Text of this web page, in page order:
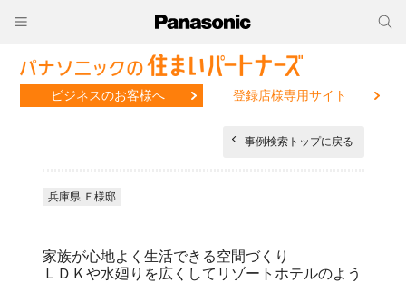
ビジネスのお客様へ 登録店様専用サイト
事例検索トップに戻る
兵庫県 Ｆ様邸
家族が心地よく生活できる空間づくり
ＬＤＫや水廻りを広くしてリゾートホテルのよう